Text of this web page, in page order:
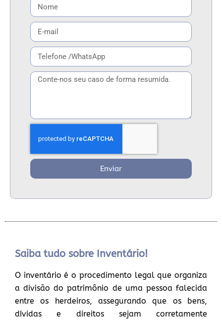
Enviar
Saiba tudo sobre Inventário!
O inventário é o procedimento legal que organiza
a divisão do patrimônio de uma pessoa falecida
entre os herdeiros, assegurando que os bens,
dívidas e direitos sejam corretamente